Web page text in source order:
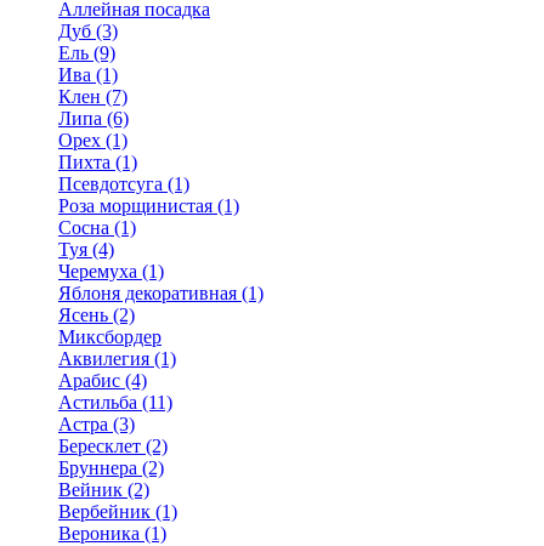
Аллейная посадка
Дуб (3)
Ель (9)
Ива (1)
Клен (7)
Липа (6)
Орех (1)
Пихта (1)
Псевдотсуга (1)
Роза морщинистая (1)
Сосна (1)
Туя (4)
Черемуха (1)
Яблоня декоративная (1)
Ясень (2)
Миксбордер
Аквилегия (1)
Арабис (4)
Астильба (11)
Астра (3)
Бересклет (2)
Бруннера (2)
Вейник (2)
Вербейник (1)
Вероника (1)